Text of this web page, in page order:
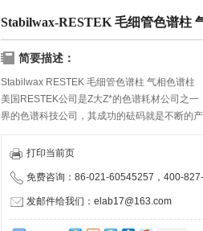
Stabilwax-RESTEK 毛细管色谱柱
简要描述：
Stabilwax RESTEK 毛细管色谱柱 气相色谱柱
美国RESTEK公司是Z大Z*的色谱耗材公司之
界的色谱科技公司，其成功的砝码就是不断的
化的企业，RESTEK在80多个国家都有销售机
和药物安全、环境和能源监测，也被用于医疗
打印当前页
免费咨询：86-021-60545257，400-
发邮件给我们：elab17@163.com